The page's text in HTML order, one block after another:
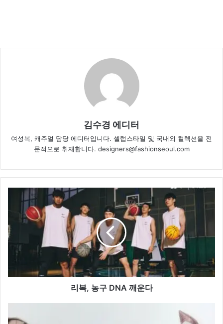
김수경 에디터
여성복, 캐주얼 담당 에디터입니다. 셀럽스타일 및 국내외 컬렉션을 전
문적으로 취재합니다. designers@fashionseoul.com
구
DNA
깨
리복, 농구 DNA 깨운다
미